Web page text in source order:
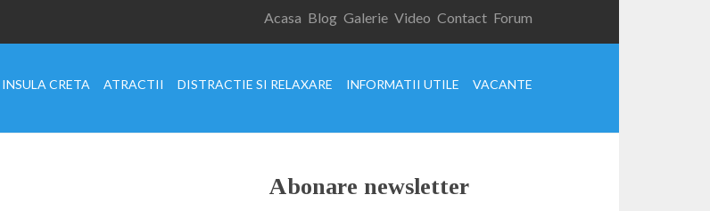
Acasa Blog Galerie Video Contact Forum
INSULA CRETA ATRACTII DISTRACTIE SI RELAXARE INFORMATII UTILE VACANTE
Abonare newsletter